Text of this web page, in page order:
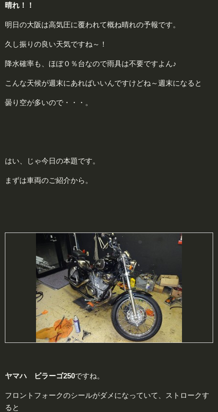
晴れ！！
明日の大阪は高気圧に覆われて概ね晴れの予報です。
久し振りの良い天気ですね～！
降水確率も、ほぼ０％台なので雨具は不要ですよん♪
こんな天候が週末にあればいいんですけどね～週末になると
曇り空が多いので・・・。
はい、じゃ今日の本題です。
まずは車両のご紹介から。
ヤマハ ビラーゴ250ですね。
フロントフォークのシールがダメになっていて、ストロークす
ると